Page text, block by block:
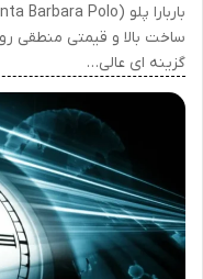
ساخت بالا و قیمتی منطقی
گزینه ای عالی…